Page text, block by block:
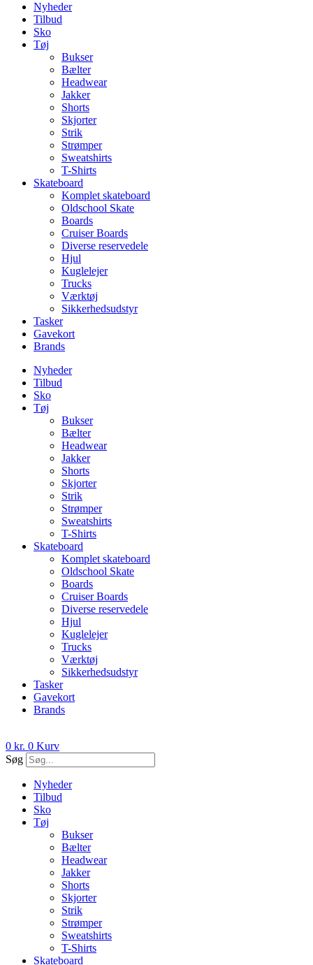
Nyheder
Tilbud
Sko
Tøj
Bukser
Bælter
Headwear
Jakker
Shorts
Skjorter
Strik
Strømper
Sweatshirts
T-Shirts
Skateboard
Komplet skateboard
Oldschool Skate
Boards
Cruiser Boards
Diverse reservedele
Hjul
Kuglelejer
Trucks
Værktøj
Sikkerhedsudstyr
Tasker
Gavekort
Brands
Nyheder
Tilbud
Sko
Tøj
Bukser
Bælter
Headwear
Jakker
Shorts
Skjorter
Strik
Strømper
Sweatshirts
T-Shirts
Skateboard
Komplet skateboard
Oldschool Skate
Boards
Cruiser Boards
Diverse reservedele
Hjul
Kuglelejer
Trucks
Værktøj
Sikkerhedsudstyr
Tasker
Gavekort
Brands
0 kr. 0 Kurv
Søg
Nyheder
Tilbud
Sko
Tøj
Bukser
Bælter
Headwear
Jakker
Shorts
Skjorter
Strik
Strømper
Sweatshirts
T-Shirts
Skateboard